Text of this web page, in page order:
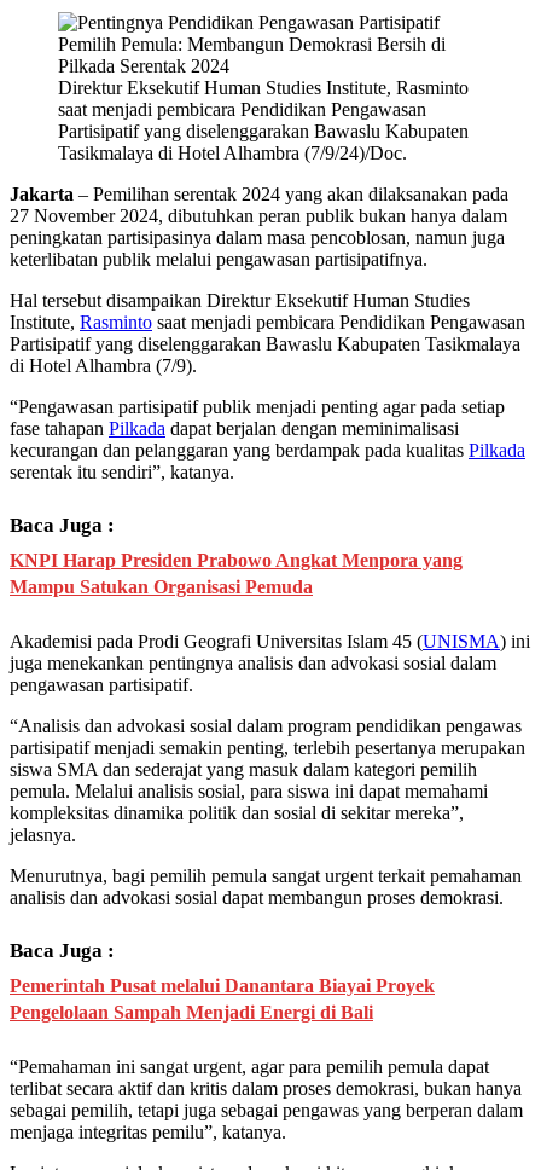
Direktur Eksekutif Human Studies Institute, Rasminto
saat menjadi pembicara Pendidikan Pengawasan
Partisipatif yang diselenggarakan Bawaslu Kabupaten
Tasikmalaya di Hotel Alhambra (7/9/24)/Doc.
Jakarta – Pemilihan serentak 2024 yang akan dilaksanakan pada
27 November 2024, dibutuhkan peran publik bukan hanya dalam
peningkatan partisipasinya dalam masa pencoblosan, namun juga
keterlibatan publik melalui pengawasan partisipatifnya.
Hal tersebut disampaikan Direktur Eksekutif Human Studies
Institute, Rasminto saat menjadi pembicara Pendidikan Pengawasan
Partisipatif yang diselenggarakan Bawaslu Kabupaten Tasikmalaya
di Hotel Alhambra (7/9).
“Pengawasan partisipatif publik menjadi penting agar pada setiap
fase tahapan Pilkada dapat berjalan dengan meminimalisasi
kecurangan dan pelanggaran yang berdampak pada kualitas Pilkada
serentak itu sendiri”, katanya.
Baca Juga :
KNPI Harap Presiden Prabowo Angkat Menpora yang
Mampu Satukan Organisasi Pemuda
Akademisi pada Prodi Geografi Universitas Islam 45 (UNISMA) ini
juga menekankan pentingnya analisis dan advokasi sosial dalam
pengawasan partisipatif.
“Analisis dan advokasi sosial dalam program pendidikan pengawas
partisipatif menjadi semakin penting, terlebih pesertanya merupakan
siswa SMA dan sederajat yang masuk dalam kategori pemilih
pemula. Melalui analisis sosial, para siswa ini dapat memahami
kompleksitas dinamika politik dan sosial di sekitar mereka”,
jelasnya.
Menurutnya, bagi pemilih pemula sangat urgent terkait pemahaman
analisis dan advokasi sosial dapat membangun proses demokrasi.
Baca Juga :
Pemerintah Pusat melalui Danantara Biayai Proyek
Pengelolaan Sampah Menjadi Energi di Bali
“Pemahaman ini sangat urgent, agar para pemilih pemula dapat
terlibat secara aktif dan kritis dalam proses demokrasi, bukan hanya
sebagai pemilih, tetapi juga sebagai pengawas yang berperan dalam
menjaga integritas pemilu”, katanya.